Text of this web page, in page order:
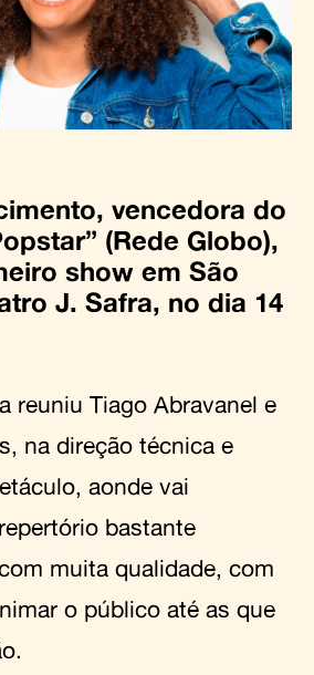
vencedora do
(Rede Globo),
show em São
J. Safra, no dia 14
reuniu Tiago Abravanel e
na direção técnica e
aonde vai
bastante
muita qualidade, com
o público até as que